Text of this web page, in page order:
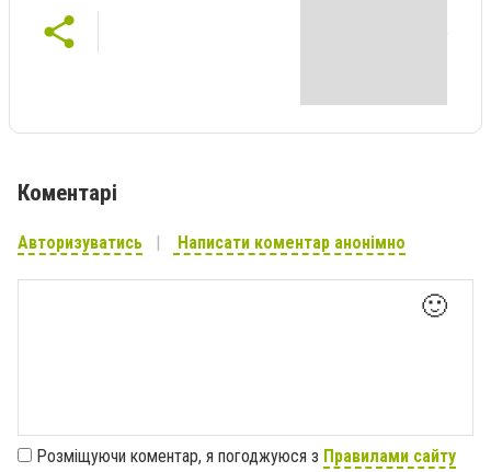
Коментарі
Авторизуватись Написати коментар анонімно
🙂
Розміщуючи коментар, я погоджуюся з Правилами сайту